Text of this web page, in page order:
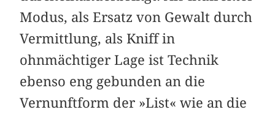
Modus, als Ersatz von Gewalt durch
Vermittlung, als Kniff in
ohnmächtiger Lage ist Technik
ebenso eng gebunden an die
Vernunftform der »List« wie an die